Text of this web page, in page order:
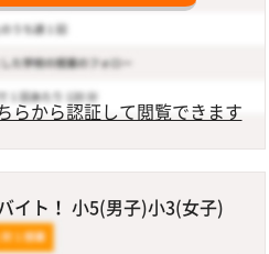
らから認証して閲覧できます
イト！ 小5(男子)小3(女子)